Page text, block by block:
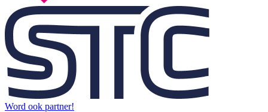
Word ook partner!